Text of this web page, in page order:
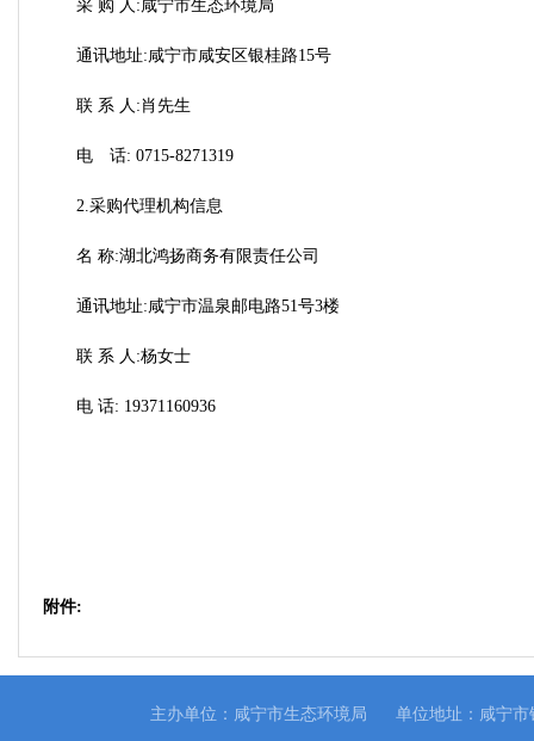
采 购 人:咸宁市生态环境局
通讯地址:咸宁市咸安区银桂路15号
联 系 人:肖先生
电 话: 0715-8271319
2.采购代理机构信息
名 称:湖北鸿扬商务有限责任公司
通讯地址:咸宁市温泉邮电路51号3楼
联 系 人:杨女士
电 话: 19371160936
附件:
主办单位：咸宁市生态环境局 单位地址：咸宁市